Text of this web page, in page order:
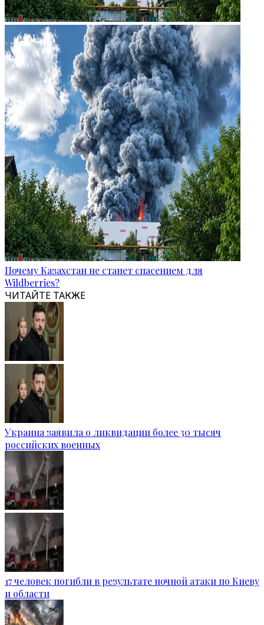
Почему Казахстан не станет спасением для
Wildberries?
ЧИТАЙТЕ ТАКЖЕ
Украина заявила о ликвидации более 30 тысяч
российских военных
17 человек погибли в результате ночной атаки по Киеву
и области